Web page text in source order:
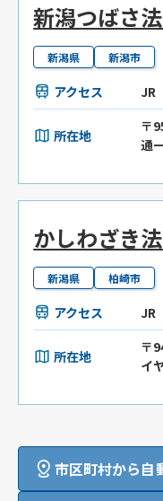
新潟つばさ
新潟県 新潟市
アクセス JR
所在地
〒
通
かしわざき
新潟県 柏崎市
アクセス JR
所在地
〒
イ
市区町村から自